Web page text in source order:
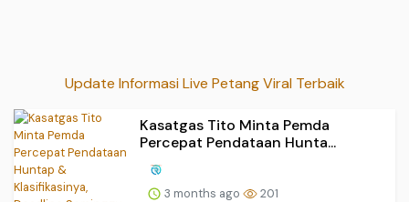
Update Informasi Live Petang Viral Terbaik
Kasatgas Tito Minta Pemda
Percepat Pendataan Hunta...
3 months ago 201